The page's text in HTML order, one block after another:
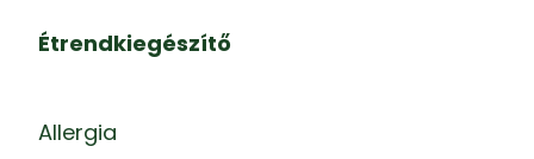
Étrendkiegészítő
Allergia